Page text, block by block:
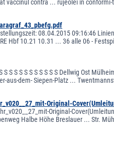
vaccinul contra ... rujeolei în
08.04.2015 09:16:46
Hbf 10.21 10.31 ... 36 alle 06 -
S S S S S S S S S S S Dellwig Ost
aus-dem- Siepen-Platz ...
Original-
Original-
Halbe Höhe Breslauer ... Str.